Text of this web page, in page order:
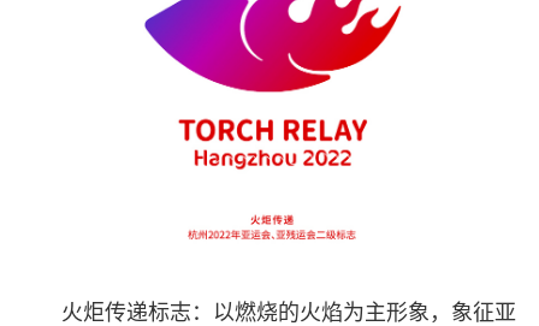
火炬传递标志：以燃烧的火焰为主形象，象征亚